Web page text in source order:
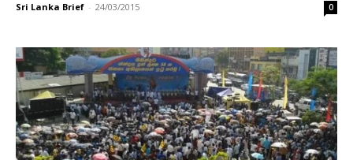
Sri Lanka Brief - 24/03/2015 0